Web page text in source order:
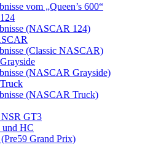
vom „Queen’s 600“
(NASCAR 124)
(Classic NASCAR)
(NASCAR Grayside)
(NASCAR Truck)
NSR GT3
und HC
Grand Prix)